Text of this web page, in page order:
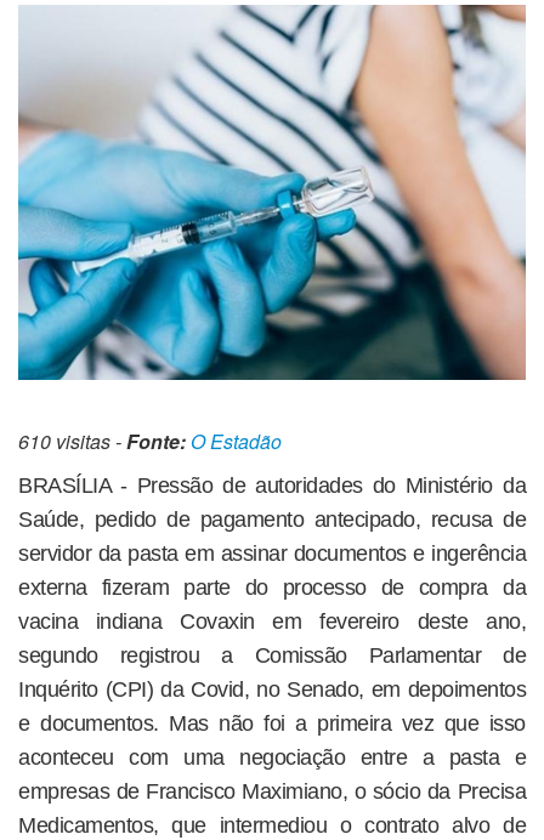
610 visitas -Fonte:O Estadão
BRASÍLIA - Pressão de autoridades do Ministério da
Saúde, pedido de pagamento antecipado, recusa de
servidor da pasta em assinar documentos e ingerência
externa fizeram parte do processo de compra da
vacina indiana Covaxin em fevereiro deste ano,
segundo registrou a Comissão Parlamentar de
Inquérito (CPI) da Covid, no Senado, em depoimentos
e documentos. Mas não foi a primeira vez que isso
aconteceu com uma negociação entre a pasta e
empresas de Francisco Maximiano, o sócio da Precisa
Medicamentos, que intermediou o contrato alvo de